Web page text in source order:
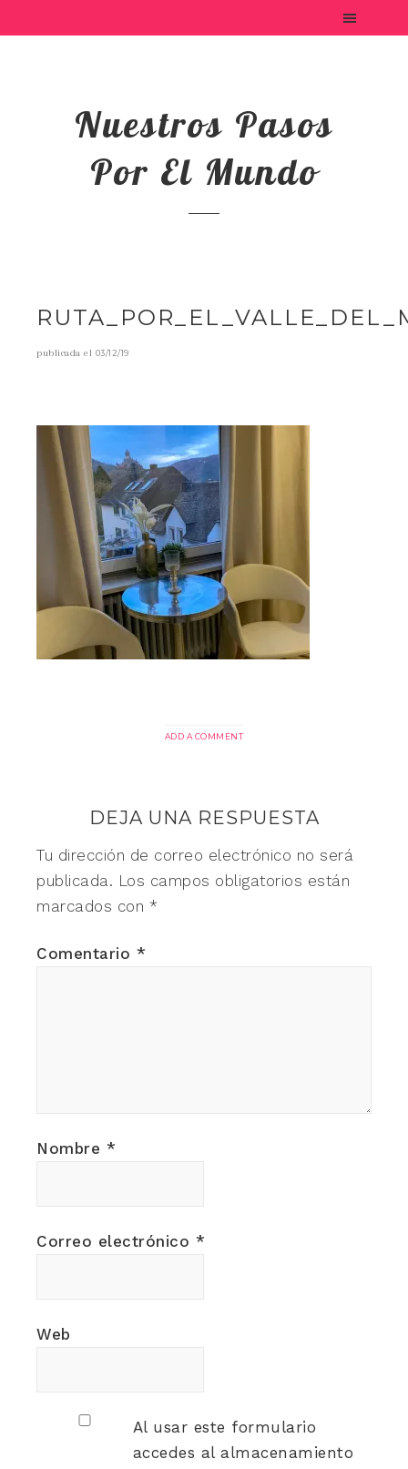
Nuestros Pasos
Por El Mundo
publicada el 03/12/19
ADD A COMMENT
DEJA UNA RESPUESTA
Tu dirección de correo electrónico no será
publicada. Los campos obligatorios están
marcados con *
Comentario *
Nombre *
Correo electrónico *
Web
Al usar este formulario
accedes al almacenamiento